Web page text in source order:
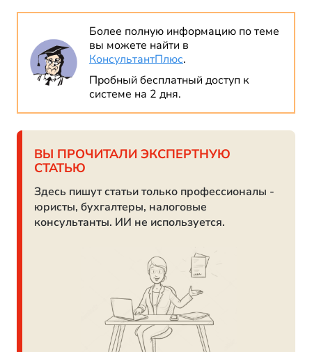
Более полную информацию по теме
вы можете найти в
КонсультантПлюс.
Пробный бесплатный доступ к
системе на 2 дня.
ВЫ ПРОЧИТАЛИ ЭКСПЕРТНУЮ
СТАТЬЮ
Здесь пишут статьи только профессионалы -
юристы, бухгалтеры, налоговые
консультанты. ИИ не используется.